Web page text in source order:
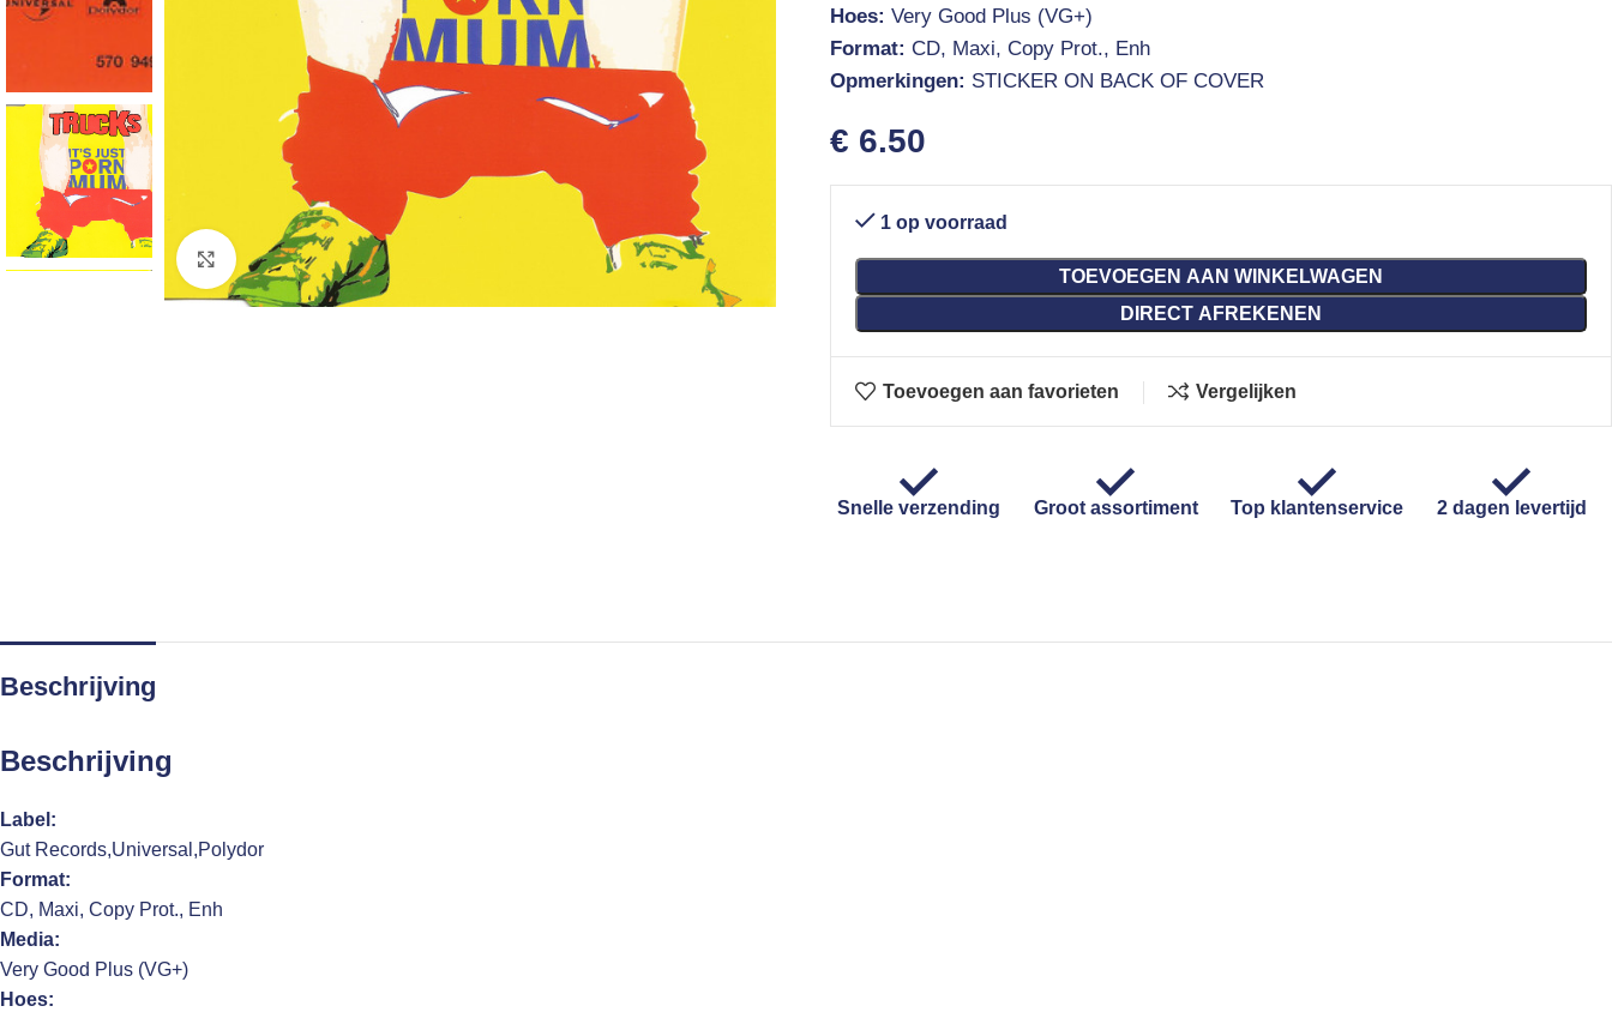
Click to enlarge
Hoes: Very Good Plus (VG+)
Format: CD, Maxi, Copy Prot., Enh
Opmerkingen: STICKER ON BACK OF COVER
€ 6.50
1 op voorraad
TOEVOEGEN AAN WINKELWAGEN
DIRECT AFREKENEN
Toevoegen aan favorieten Vergelijken
Snelle verzending Groot assortiment Top klantenservice 2 dagen levertijd
Beschrijving
Beschrijving
Label:
Gut Records,Universal,Polydor
Format:
CD, Maxi, Copy Prot., Enh
Media:
Very Good Plus (VG+)
Hoes: